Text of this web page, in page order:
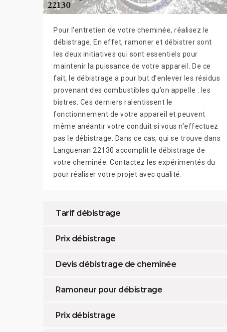
Pour l’entretien de votre cheminée, réalisez le
débistrage. En effet, ramoner et débistrer sont
les deux initiatives qui sont essentiels pour
maintenir la puissance de votre appareil. De ce
fait, le débistrage a pour but d’enlever les résidus
provenant des combustibles qu’on appelle : les
bistres. Ces derniers ralentissent le
fonctionnement de votre appareil et peuvent
même anéantir votre conduit si vous n’effectuez
pas le débistrage. Dans ce cas, qui se trouve dans
Languenan 22130 accomplit le débistrage de
votre cheminée. Contactez les expérimentés du
pour réaliser votre projet avec qualité.
Tarif débistrage
Prix débistrage
Devis débistrage de cheminée
Ramoneur pour débistrage
Prix débistrage